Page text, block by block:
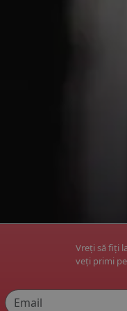
Vreți să fiți
veți primi